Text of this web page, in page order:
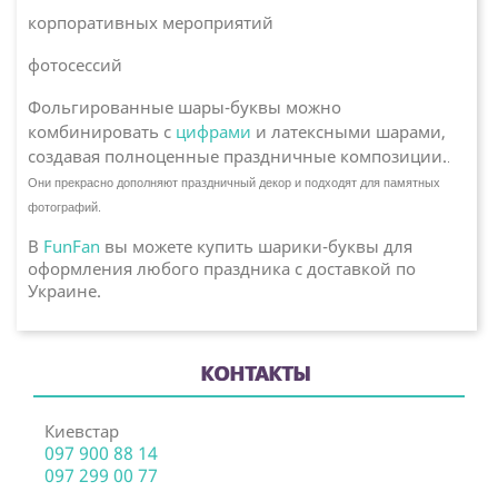
корпоративных мероприятий
фотосессий
Фольгированные шары-буквы можно
комбинировать с цифрами и латексными шарами,
создавая полноценные праздничные композиции.
Они прекрасно дополняют праздничный декор и подходят для памятных
фотографий.
В FunFan вы можете купить шарики-буквы для
оформления любого праздника с доставкой по
Украине.
КОНТАКТЫ
Киевстар
097 900 88 14
097 299 00 77